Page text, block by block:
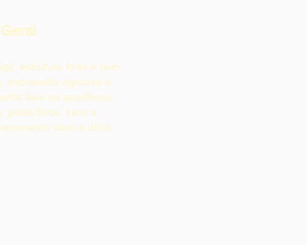
estrutura forte e bem
expressão vigorosa e
leve na aparência,
pelos finos, lisos e
ativo e dócil.